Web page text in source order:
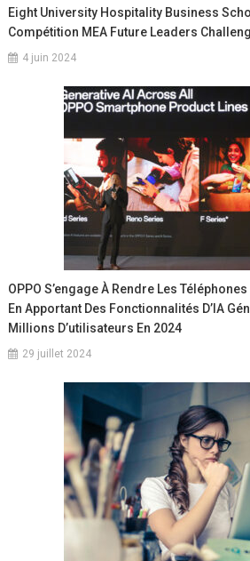
Eight University Hospitality Business
Compétition MEA Future Leaders
4 juin 2024
OPPO S’engage À Rendre Les
En Apportant Des Fonctionnalités D’IA
Millions D’utilisateurs En 2024
29 juillet 2024